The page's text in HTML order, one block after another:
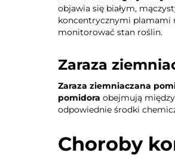
objawia się białym,
koncentrycznymi plamami
monitorować stan roślin.
Zaraza
Zaraza ziemniaczana
pomidora obejmują
odpowiednie środki
Choroby